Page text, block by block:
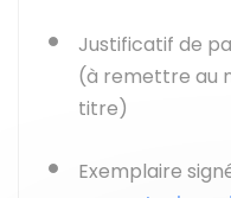
Justificatif de
(à remettre au
titre)
Exemplaire